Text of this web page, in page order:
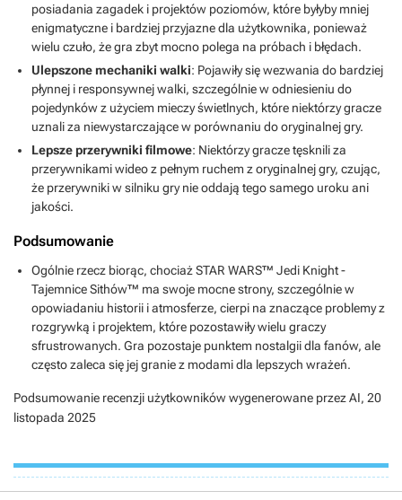
posiadania zagadek i projektów poziomów, które byłyby mniej
enigmatyczne i bardziej przyjazne dla użytkownika, ponieważ
wielu czuło, że gra zbyt mocno polega na próbach i błędach.
Ulepszone mechaniki walki: Pojawiły się wezwania do bardziej
płynnej i responsywnej walki, szczególnie w odniesieniu do
pojedynków z użyciem mieczy świetlnych, które niektórzy gracze
uznali za niewystarczające w porównaniu do oryginalnej gry.
Lepsze przerywniki filmowe: Niektórzy gracze tęsknili za
przerywnikami wideo z pełnym ruchem z oryginalnej gry, czując,
że przerywniki w silniku gry nie oddają tego samego uroku ani
jakości.
Podsumowanie
Ogólnie rzecz biorąc, chociaż STAR WARS™ Jedi Knight -
Tajemnice Sithów™ ma swoje mocne strony, szczególnie w
opowiadaniu historii i atmosferze, cierpi na znaczące problemy z
rozgrywką i projektem, które pozostawiły wielu graczy
sfrustrowanych. Gra pozostaje punktem nostalgii dla fanów, ale
często zaleca się jej granie z modami dla lepszych wrażeń.
Podsumowanie recenzji użytkowników wygenerowane przez AI, 20
listopada 2025